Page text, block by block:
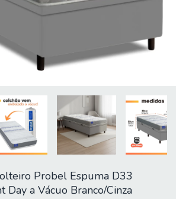
Probel Espuma D33
a Vácuo Branco/Cinza